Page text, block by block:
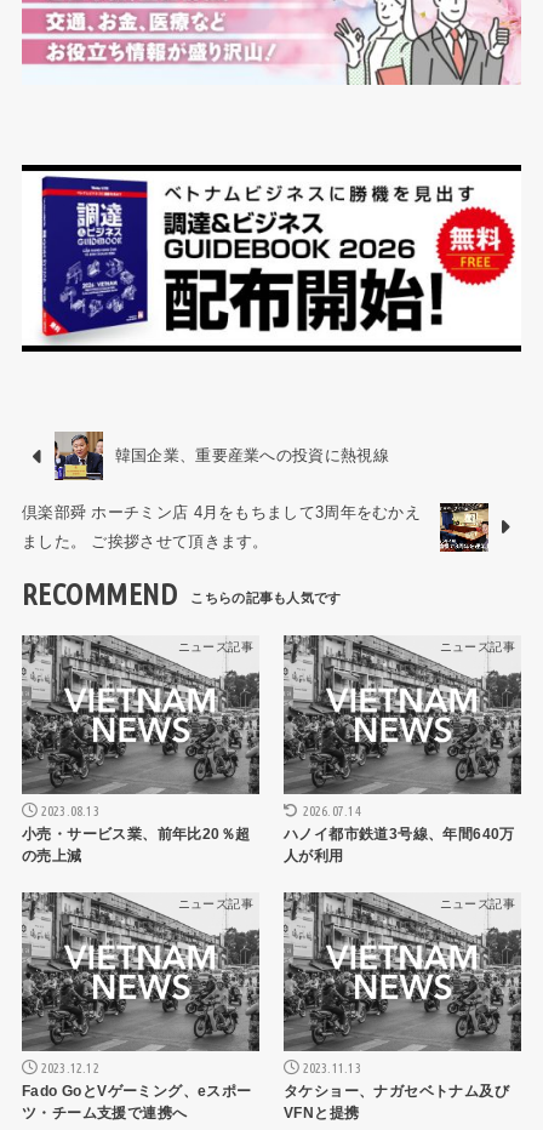
韓国企業、重要産業への投資に熱視線
倶楽部舜 ホーチミン店 4月をもちまして3周年をむかえ
ました。 ご挨拶させて頂きます。
RECOMMEND
ニュース記事
2023.08.13
小売・サービス業、前年比20％超
の売上減
ニュース記事
2026.07.14
ハノイ都市鉄道3号線、年間640万
人が利用
ニュース記事
2023.12.12
Fado GoとVゲーミング、eスポー
ツ・チーム支援で連携へ
ニュース記事
2023.11.13
タケショー、ナガセベトナム及び
VFNと提携